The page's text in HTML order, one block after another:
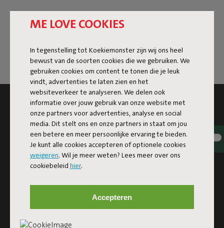
ME LOVE COOKIES
In tegenstelling tot Koekiemonster zijn wij ons heel
bewust van de soorten cookies die we gebruiken. We
gebruiken cookies om content te tonen die je leuk
vindt, advertenties te laten zien en het
websiteverkeer te analyseren. We delen ook
informatie over jouw gebruik van onze website met
onze partners voor advertenties, analyse en social
media. Dit stelt ons en onze partners in staat om jou
een betere en meer persoonlijke ervaring te bieden.
Je kunt alle cookies accepteren of optionele cookies
weigeren. Wil je meer weten? Lees meer over ons
cookiebeleid hier.
Accepteren
SCHRIJF JE IN VOOR DE NIEUWSBRIEF EN
ONTVANG 10% KORTING
Inschrijven
Privacybeleiden deGebruikersvoorwaardenvan